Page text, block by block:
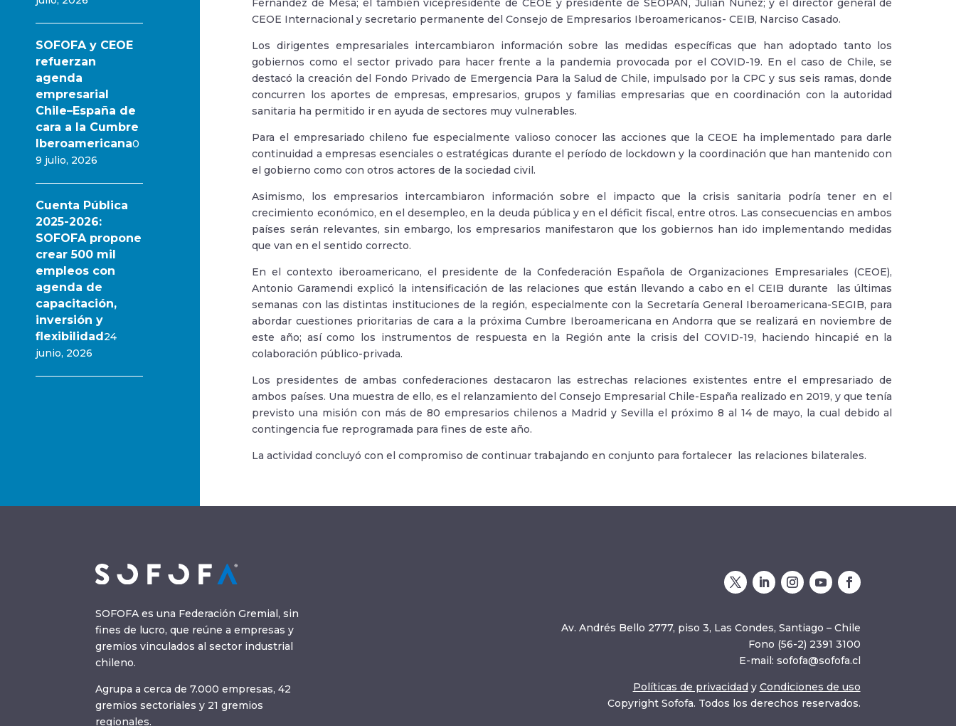
SOFOFA y CEOE
refuerzan
agenda
empresarial
Chile–España de
cara a la Cumbre
Iberoamericana0
9 julio, 2026
Cuenta Pública
2025-2026:
SOFOFA propone
crear 500 mil
empleos con
agenda de
capacitación,
inversión y
flexibilidad24
junio, 2026
Fernández de Mesa; el también vicepresidente de CEOE y presidente de SEOPAN, Julián Núñez; y el director general de
CEOE Internacional y secretario permanente del Consejo de Empresarios Iberoamericanos- CEIB, Narciso Casado.
Los dirigentes empresariales intercambiaron información sobre las medidas específicas que han adoptado tanto los
gobiernos como el sector privado para hacer frente a la pandemia provocada por el COVID-19. En el caso de Chile, se
destacó la creación del Fondo Privado de Emergencia Para la Salud de Chile, impulsado por la CPC y sus seis ramas, donde
concurren los aportes de empresas, empresarios, grupos y familias empresarias que en coordinación con la autoridad
sanitaria ha permitido ir en ayuda de sectores muy vulnerables.
Para el empresariado chileno fue especialmente valioso conocer las acciones que la CEOE ha implementado para darle
continuidad a empresas esenciales o estratégicas durante el período de lockdown y la coordinación que han mantenido con
el gobierno como con otros actores de la sociedad civil.
Asimismo, los empresarios intercambiaron información sobre el impacto que la crisis sanitaria podría tener en el
crecimiento económico, en el desempleo, en la deuda pública y en el déficit fiscal, entre otros. Las consecuencias en ambos
países serán relevantes, sin embargo, los empresarios manifestaron que los gobiernos han ido implementando medidas
que van en el sentido correcto.
En el contexto iberoamericano, el presidente de la Confederación Española de Organizaciones Empresariales (CEOE),
Antonio Garamendi explicó la intensificación de las relaciones que están llevando a cabo en el CEIB durante las últimas
semanas con las distintas instituciones de la región, especialmente con la Secretaría General Iberoamericana-SEGIB, para
abordar cuestiones prioritarias de cara a la próxima Cumbre Iberoamericana en Andorra que se realizará en noviembre de
este año; así como los instrumentos de respuesta en la Región ante la crisis del COVID-19, haciendo hincapié en la
colaboración público-privada.
Los presidentes de ambas confederaciones destacaron las estrechas relaciones existentes entre el empresariado de
ambos países. Una muestra de ello, es el relanzamiento del Consejo Empresarial Chile-España realizado en 2019, y que tenía
previsto una misión con más de 80 empresarios chilenos a Madrid y Sevilla el próximo 8 al 14 de mayo, la cual debido al
contingencia fue reprogramada para fines de este año.
La actividad concluyó con el compromiso de continuar trabajando en conjunto para fortalecer las relaciones bilaterales.
SOFOFA es una Federación Gremial, sin
fines de lucro, que reúne a empresas y
gremios vinculados al sector industrial
chileno.
Agrupa a cerca de 7.000 empresas, 42
gremios sectoriales y 21 gremios
regionales.
Av. Andrés Bello 2777, piso 3, Las Condes, Santiago – Chile
Fono (56-2) 2391 3100
E-mail: sofofa@sofofa.cl
Políticas de privacidad y Condiciones de uso
Copyright Sofofa. Todos los derechos reservados.